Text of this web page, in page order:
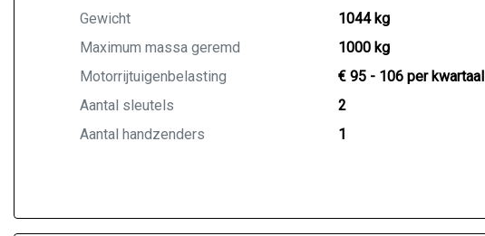
Gewicht
1044 kg
Maximum massa geremd
1000 kg
Motorrijtuigenbelasting
€ 95 - 106 per kwartaal
Aantal sleutels
2
Aantal handzenders
1